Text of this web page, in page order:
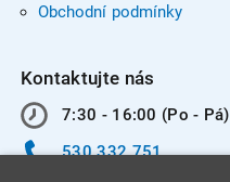
Obchodní podmínky
Kontaktujte nás
7:30 - 16:00 (Po - Pá)
530 332 751